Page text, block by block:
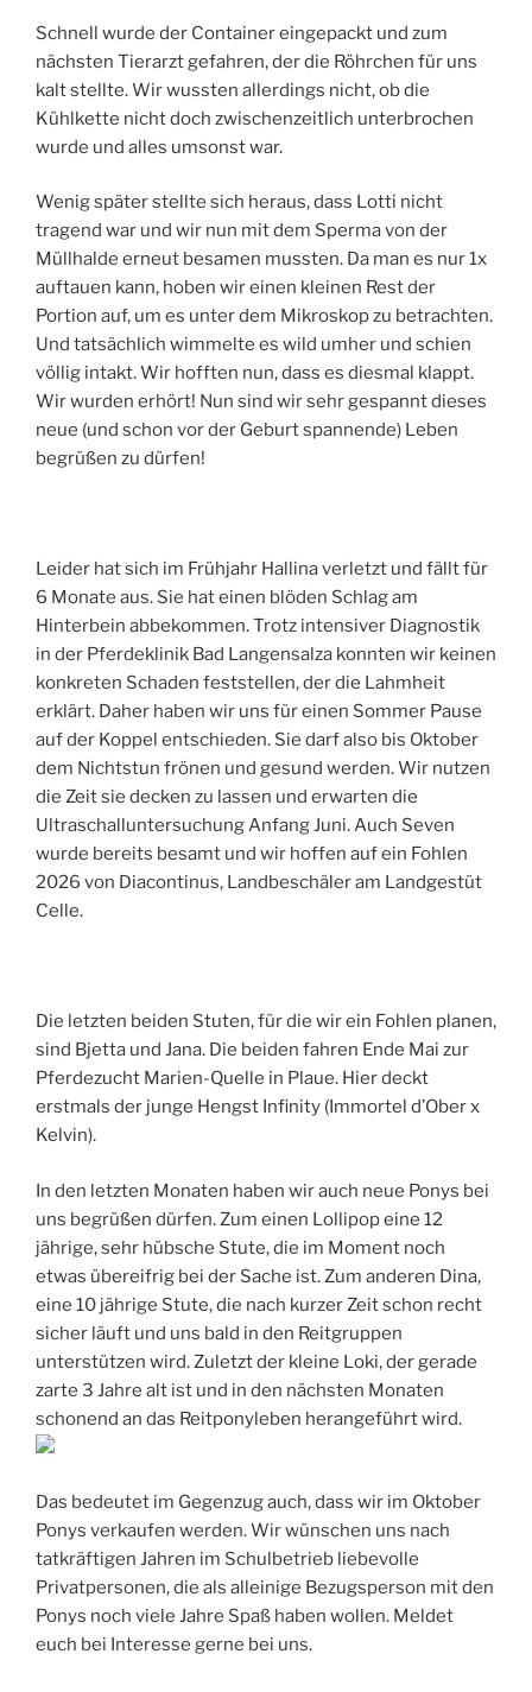
Schnell wurde der Container eingepackt und zum
nächsten Tierarzt gefahren, der die Röhrchen für uns
kalt stellte. Wir wussten allerdings nicht, ob die
Kühlkette nicht doch zwischenzeitlich unterbrochen
wurde und alles umsonst war.
Wenig später stellte sich heraus, dass Lotti nicht
tragend war und wir nun mit dem Sperma von der
Müllhalde erneut besamen mussten. Da man es nur 1x
auftauen kann, hoben wir einen kleinen Rest der
Portion auf, um es unter dem Mikroskop zu betrachten.
Und tatsächlich wimmelte es wild umher und schien
völlig intakt. Wir hofften nun, dass es diesmal klappt.
Wir wurden erhört! Nun sind wir sehr gespannt dieses
neue (und schon vor der Geburt spannende) Leben
begrüßen zu dürfen!
Leider hat sich im Frühjahr Hallina verletzt und fällt für
6 Monate aus. Sie hat einen blöden Schlag am
Hinterbein abbekommen. Trotz intensiver Diagnostik
in der Pferdeklinik Bad Langensalza konnten wir keinen
konkreten Schaden feststellen, der die Lahmheit
erklärt. Daher haben wir uns für einen Sommer Pause
auf der Koppel entschieden. Sie darf also bis Oktober
dem Nichtstun frönen und gesund werden. Wir nutzen
die Zeit sie decken zu lassen und erwarten die
Ultraschalluntersuchung Anfang Juni. Auch Seven
wurde bereits besamt und wir hoffen auf ein Fohlen
2026 von Diacontinus, Landbeschäler am Landgestüt
Celle.
Die letzten beiden Stuten, für die wir ein Fohlen planen,
sind Bjetta und Jana. Die beiden fahren Ende Mai zur
Pferdezucht Marien-Quelle in Plaue. Hier deckt
erstmals der junge Hengst Infinity (Immortel d’Ober x
Kelvin).
In den letzten Monaten haben wir auch neue Ponys bei
uns begrüßen dürfen. Zum einen Lollipop eine 12
jährige, sehr hübsche Stute, die im Moment noch
etwas übereifrig bei der Sache ist. Zum anderen Dina,
eine 10 jährige Stute, die nach kurzer Zeit schon recht
sicher läuft und uns bald in den Reitgruppen
unterstützen wird. Zuletzt der kleine Loki, der gerade
zarte 3 Jahre alt ist und in den nächsten Monaten
schonend an das Reitponyleben herangeführt wird.
Das bedeutet im Gegenzug auch, dass wir im Oktober
Ponys verkaufen werden. Wir wünschen uns nach
tatkräftigen Jahren im Schulbetrieb liebevolle
Privatpersonen, die als alleinige Bezugsperson mit den
Ponys noch viele Jahre Spaß haben wollen. Meldet
euch bei Interesse gerne bei uns.